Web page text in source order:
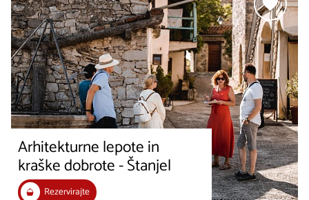
Arhitekturne lepote in
kraške dobrote - Štanjel
Rezervirajte